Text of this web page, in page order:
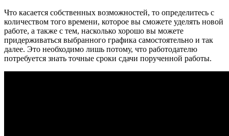
Что касается собственных возможностей, то определитесь с
количеством того времени, которое вы сможете уделять новой
работе, а также с тем, насколько хорошо вы можете
придерживаться выбранного графика самостоятельно и так
далее. Это необходимо лишь потому, что работодателю
потребуется знать точные сроки сдачи порученной работы.